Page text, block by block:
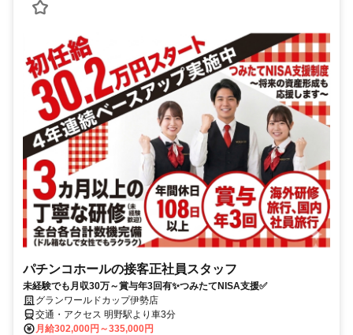
パチンコホールの接客正社員スタッフ
未経験でも月収30万～賞与年3回有✨つみたてNISA支援✅
グランワールドカップ伊勢店
交通・アクセス 明野駅より車3分
月給302,000円～335,000円